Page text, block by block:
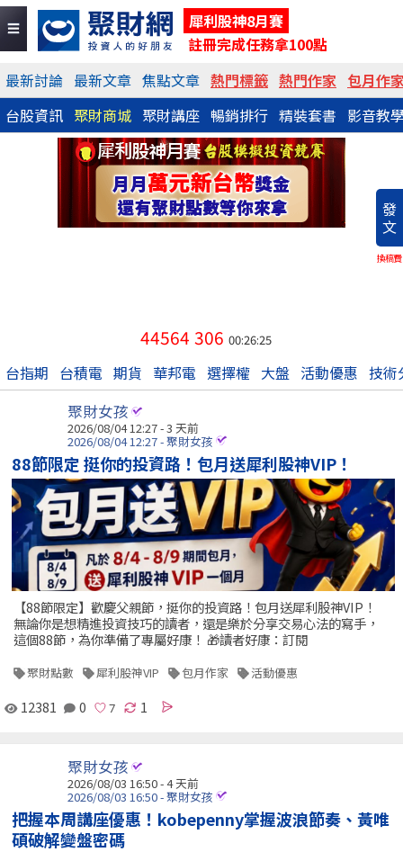
犀利股神8月賽
註冊完成任務拿100點
最新討論 最新文章 焦點文章 熱門標籤 熱門作家 包月作
台股資訊 聚財商城 聚財講座 暢銷排行 精裝套書 影音教
發
文
換稿費
44564 306 00:26:25
台指期 台積電 期貨 華邦電 選擇權 大盤 活動優惠 技術
聚財女孩
2026/08/04 12:27 - 3 天前
2026/08/04 12:27 - 聚財女孩
88節限定 挺你的投資路！包月送犀利股神VIP！
【88節限定】歡慶父親節，挺你的投資路！包月送犀利股神VIP！
無論你是想精進投資技巧的讀者，還是樂於分享交易心法的寫手，
這個88節，為你準備了專屬好康！ 🎁讀者好康：訂閱
聚財點數 犀利股神VIP 包月作家 活動優惠
12381 0 1
聚財女孩
2026/08/03 16:50 - 4 天前
2026/08/03 16:50 - 聚財女孩
把握本周講座優惠！kobepenny掌握波浪節奏、黃唯
碩破解變盤密碼